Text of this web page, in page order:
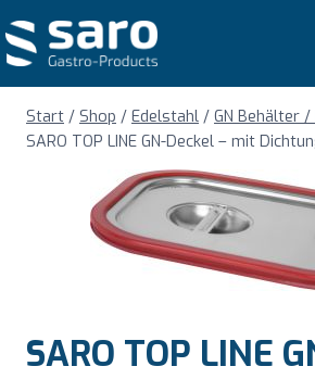
Inhalt
springen
Start / Shop / Edelstahl / GN Behälter
SARO TOP LINE GN-Deckel – mit
SARO TOP LINE